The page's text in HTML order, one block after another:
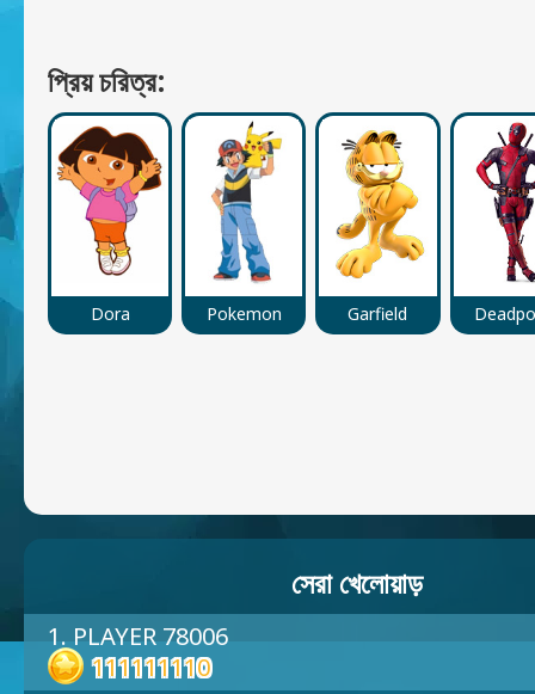
প্রিয় চরিত্র:
Dora Pokemon Garfield
সেরা খেলোয়াড়
1. PLAYER 78006
111111110